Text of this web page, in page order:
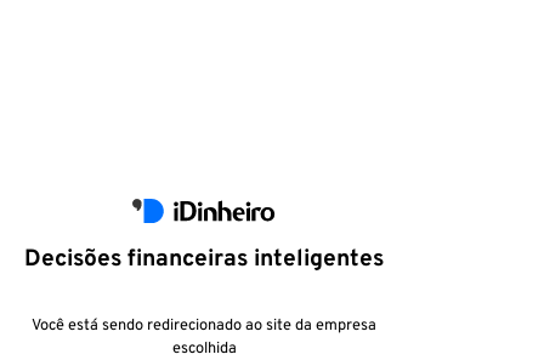
Decisões financeiras inteligentes
Você está sendo redirecionado ao site da empresa
escolhida